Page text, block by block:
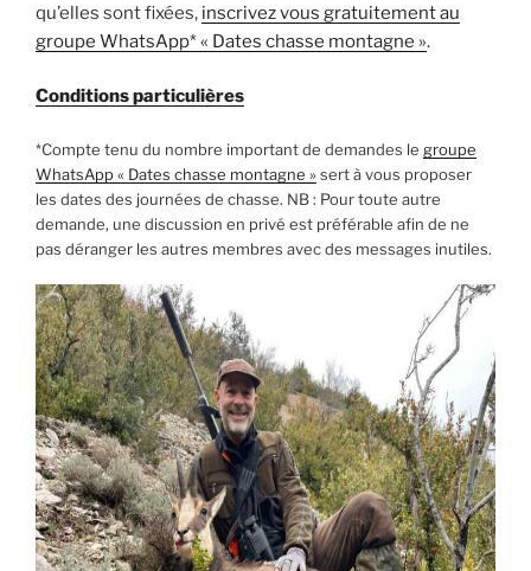
qu’elles sont fixées, inscrivez vous gratuitement au
groupe WhatsApp* « Dates chasse montagne ».
Conditions particulières
*Compte tenu du nombre important de demandes le groupe
WhatsApp « Dates chasse montagne »sert à vous proposer
les dates des journées de chasse. NB : Pour toute autre
demande, une discussion en privé est préférable afin de ne
pas déranger les autres membres avec des messages inutiles.